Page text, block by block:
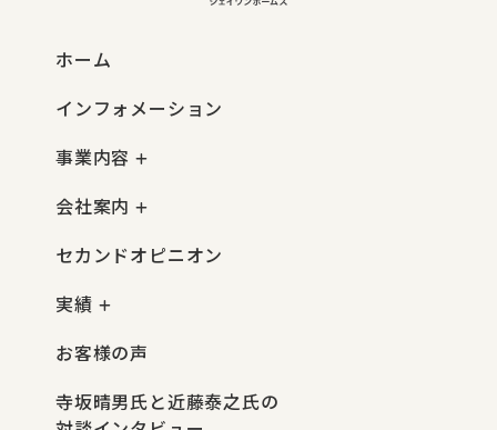
ホーム
インフォメーション
事業内容
会社案内
セカンドオピニオン
実績
お客様の声
寺坂晴男氏と近藤泰之氏の